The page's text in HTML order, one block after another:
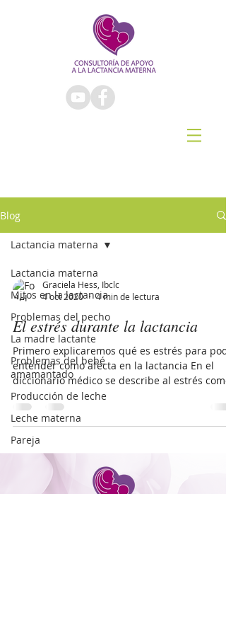
Blog
Lactancia materna
Mitos en la lactancia
Problemas del pecho
La madre lactante
Problemas del bebé
amamantado
Producción de leche
Leche materna
Pareja
Lactancia materna
Graciela Hess, Ibclc
4 oct 2020
4 min de lectura
El estrés durante la lactancia
Primero explicaremos qué es estrés para
entender como afecta en la lactancia En el
diccionario médico se describe al estrés como
un...